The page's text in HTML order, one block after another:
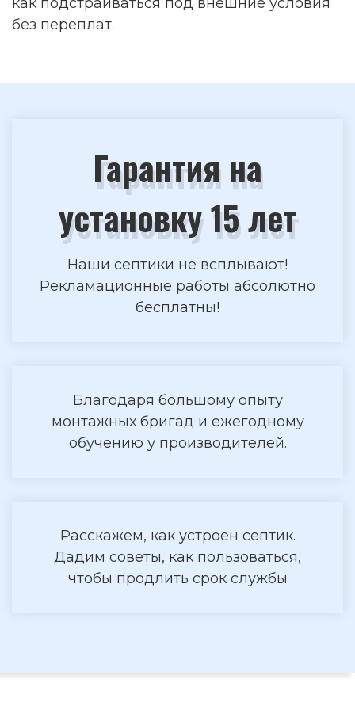
как подстраиваться под внешние условия
без переплат.
Гарантия на
установку 15 лет
Наши септики не всплывают!
Рекламационные работы абсолютно
бесплатны!
Благодаря большому опыту
монтажных бригад и ежегодному
обучению у производителей.
Расскажем, как устроен септик.
Дадим советы, как пользоваться,
чтобы продлить срок службы